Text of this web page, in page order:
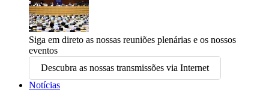
Siga em direto as nossas reuniões plenárias e os nossos
eventos
Descubra as nossas transmissões via Internet
Notícias